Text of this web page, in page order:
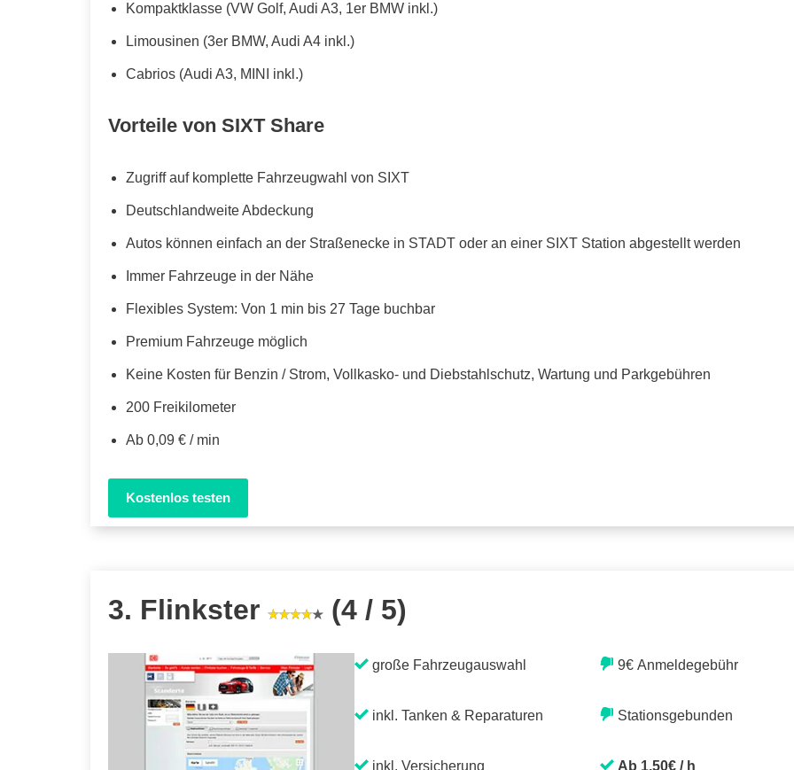
Kompaktklasse (VW Golf, Audi A3, 1er BMW inkl.)
Limousinen (3er BMW, Audi A4 inkl.)
Cabrios (Audi A3, MINI inkl.)
Vorteile von SIXT Share
Zugriff auf komplette Fahrzeugwahl von SIXT
Deutschlandweite Abdeckung
Autos können einfach an der Straßenecke in STADT oder an einer SIXT Station abgestellt werden
Immer Fahrzeuge in der Nähe
Flexibles System: Von 1 min bis 27 Tage buchbar
Premium Fahrzeuge möglich
Keine Kosten für Benzin / Strom, Vollkasko- und Diebstahlschutz, Wartung und Parkgebühren
200 Freikilometer
Ab 0,09 € / min
Kostenlos testen
3. Flinkster (4 / 5)
große Fahrzeugauswahl
inkl. Tanken & Reparaturen
inkl. Versicherung
9€ Anmeldegebühr
Stationsgebunden
Ab 1,50€ / h